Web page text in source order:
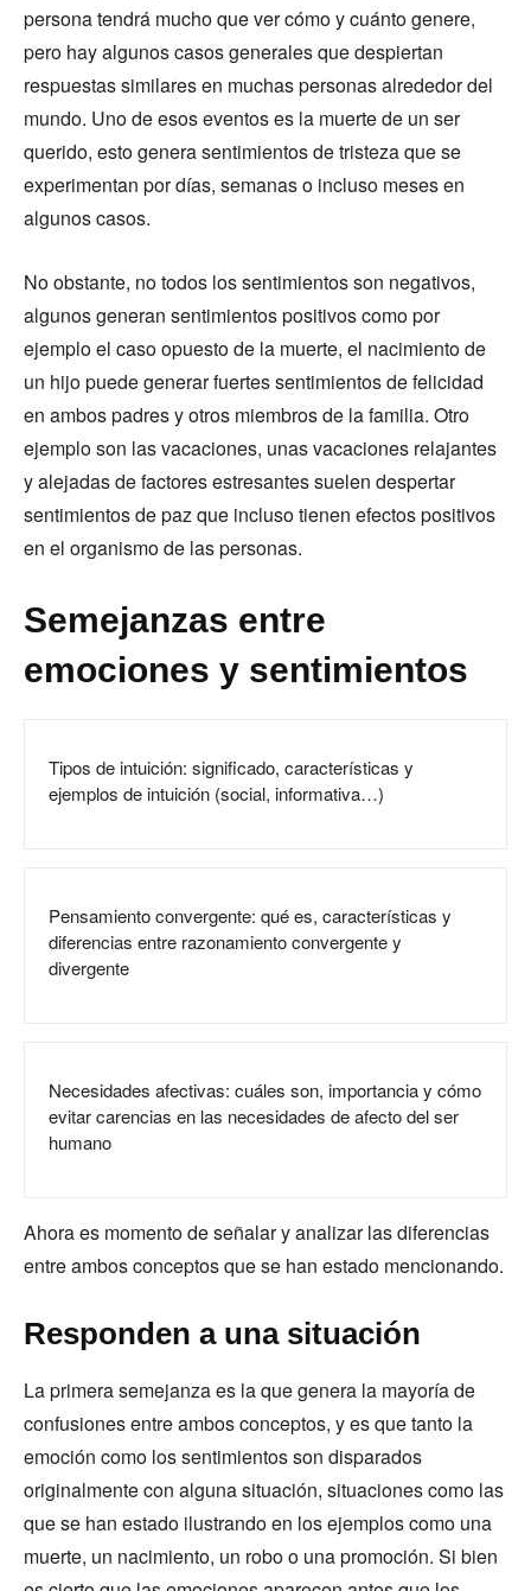
persona tendrá mucho que ver cómo y cuánto genere,
pero hay algunos casos generales que despiertan
respuestas similares en muchas personas alrededor del
mundo. Uno de esos eventos es la muerte de un ser
querido, esto genera sentimientos de tristeza que se
experimentan por días, semanas o incluso meses en
algunos casos.
No obstante, no todos los sentimientos son negativos,
algunos generan sentimientos positivos como por
ejemplo el caso opuesto de la muerte, el nacimiento de
un hijo puede generar fuertes sentimientos de felicidad
en ambos padres y otros miembros de la familia. Otro
ejemplo son las vacaciones, unas vacaciones relajantes
y alejadas de factores estresantes suelen despertar
sentimientos de paz que incluso tienen efectos positivos
en el organismo de las personas.
Semejanzas entre
emociones y sentimientos
Tipos de intuición: significado, características y
ejemplos de intuición (social, informativa…)
Pensamiento convergente: qué es, características y
diferencias entre razonamiento convergente y
divergente
Necesidades afectivas: cuáles son, importancia y cómo
evitar carencias en las necesidades de afecto del ser
humano
Ahora es momento de señalar y analizar las diferencias
entre ambos conceptos que se han estado mencionando.
Responden a una situación
La primera semejanza es la que genera la mayoría de
confusiones entre ambos conceptos, y es que tanto la
emoción como los sentimientos son disparados
originalmente con alguna situación, situaciones como las
que se han estado ilustrando en los ejemplos como una
muerte, un nacimiento, un robo o una promoción. Si bien